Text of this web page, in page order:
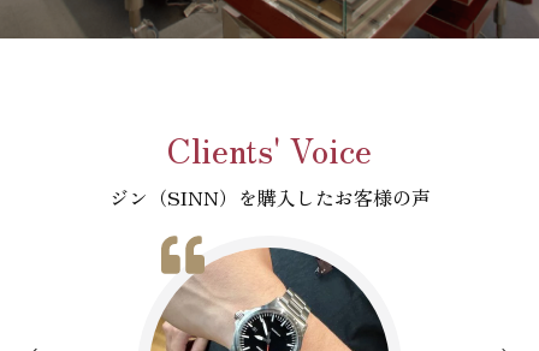
Clients' Voice
ジン（SINN）を購入したお客様の声